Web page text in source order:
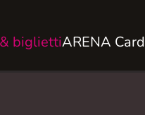
bigliettiARENA Card